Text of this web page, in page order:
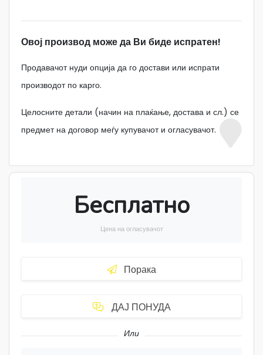
Овој производ може да Ви биде испратен!
Продавачот нуди опција да го достави или испрати
производот по карго.
Целосните детали (начин на плаќање, достава и сл.) се
предмет на договор меѓу купувачот и огласувачот.
Бесплатно
Цена на огласувачот
Порака
ДАЈ ПОНУДА
Или